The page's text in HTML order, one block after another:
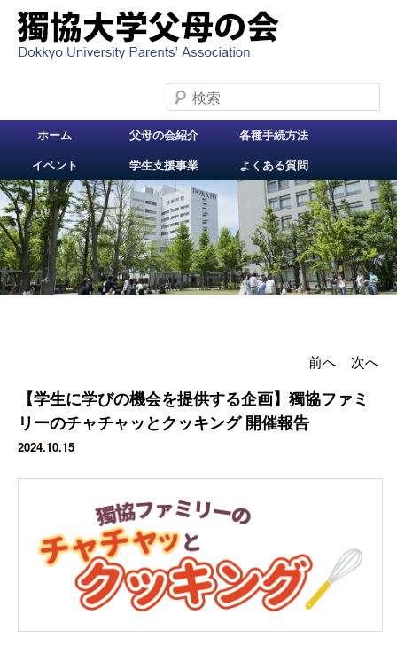
検索
メインメニュー
メインコンテンツへ
移動
ホーム 父母の会紹介
各種手続方法
イベント
学生支援事業 よくある質問
投稿ナビゲー
前へ 次へ
【学生に学びの機会を提供する企画】獨協ファミ
リーのチャチャッとクッキング 開催報告
2024.10.15